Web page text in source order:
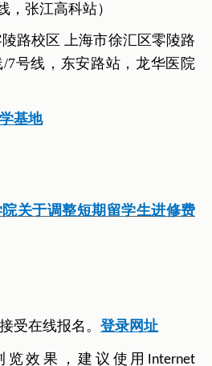
，张江高科站）
陵路校区 上海市徐汇区零陵路
/7号线，东安路站，龙华医院
基地
院关于调整短期留学生进修费
受在线报名。 登录网址
览效果，建议使用 Internet